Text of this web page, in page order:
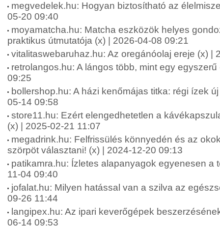
megvedelek.hu: Hogyan biztosítható az
05-20 09:40
moyamatcha.hu: Matcha eszközök helyes
praktikus útmutatója (x) | 2026-04-08 09:21
vitalitaswebaruhaz.hu: Az oregánóolaj ereje (x) |
retrolangos.hu: A lángos több, mint egy
09:25
bollershop.hu: A házi kenőmájas titka: régi ízek
05-14 09:58
store11.hu: Ezért elengedhetetlen a
(x) | 2025-02-21 11:07
megadrink.hu: Felfrissülés könnyedén és az
szörpöt választani! (x) | 2024-12-20 09:13
patikamra.hu: Ízletes alapanyagok egyenesen a
11-04 09:40
jofalat.hu: Milyen hatással van a szilva az
09-26 11:44
langipex.hu: Az ipari keverőgépek
06-14 09:53